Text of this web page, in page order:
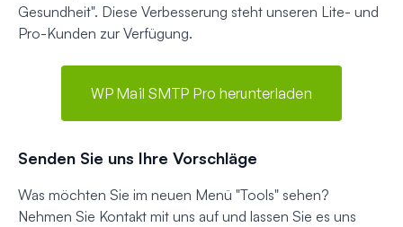
Gesundheit". Diese Verbesserung steht unseren Lite- und
Pro-Kunden zur Verfügung.
WP Mail SMTP Pro herunterladen
Senden Sie uns Ihre Vorschläge
Was möchten Sie im neuen Menü "Tools" sehen?
Nehmen Sie Kontakt mit uns auf und lassen Sie es uns